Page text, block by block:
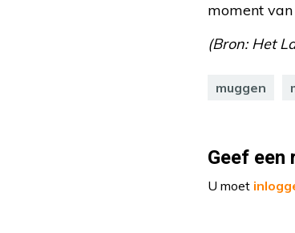
moment
(Bron: Het
muggen
Geef een
U moet